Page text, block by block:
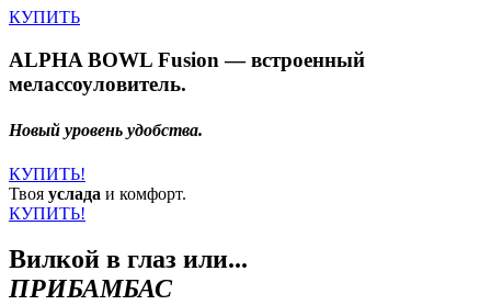
КУПИТЬ
ALPHA BOWL Fusion — встроенный
мелассоуловитель.
Новый уровень удобства.
КУПИТЬ!
Твоя услада и комфорт.
КУПИТЬ!
Вилкой в глаз или...
ПРИБАМБАС